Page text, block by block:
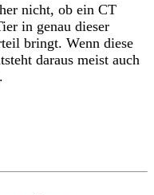
nicht, ob ein CT
in genau dieser
bringt. Wenn diese
daraus meist auch